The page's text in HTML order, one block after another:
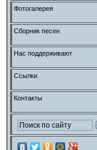
Фотогалерея
Сборник песен
Нас поддерживают
Ссылки
Контакты